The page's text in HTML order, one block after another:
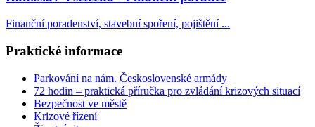
Finanční poradenství, stavební spoření, pojištění ...
Praktické informace
Parkování na nám. Československé armády
72 hodin – praktická příručka pro zvládání krizových situací
Bezpečnost ve městě
Krizové řízení